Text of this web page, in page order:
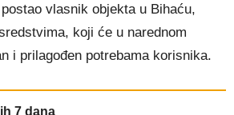
vlasnik objekta u Bihaću,
koji će u narednom
i prilagođen potrebama korisnika.
7 dana